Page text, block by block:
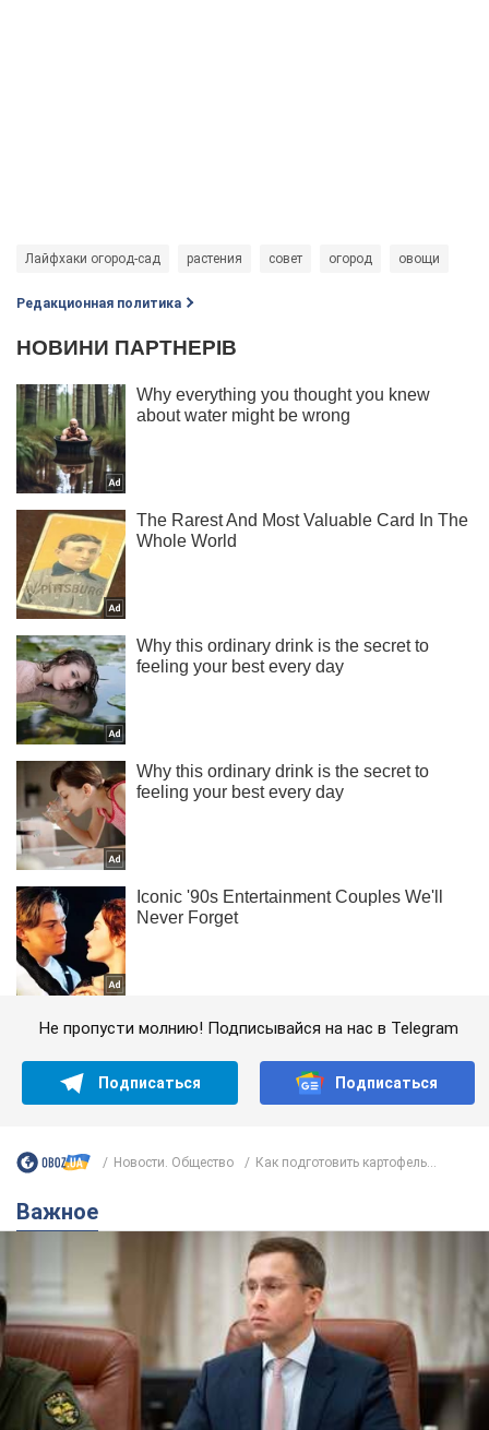
Лайфхаки огород-сад растения совет огород овощи
Редакционная политика
Не пропусти молнию! Подписывайся на нас в Telegram
Подписаться Подписаться
Новости. Общество Как подготовить картофель...
Важное